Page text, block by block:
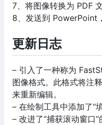
7、将图像转换为 PDF
8、发送到 PowerPoint
更新日志
– 引入了一种称为
图像格式。此格式将注
来重新编辑。
– 在绘制工具中添加了“
– 改进了“捕获滚动窗口”